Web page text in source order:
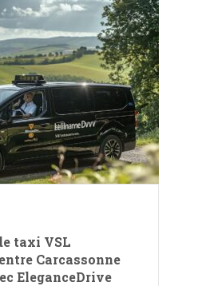
taxi VSL
Carcassonne
EleganceDrive